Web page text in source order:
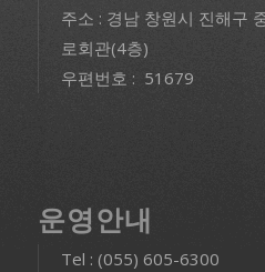
주소 : 경남 창원시 진해구
로회관(4층)
우편번호 : 51679
운영안내
Tel : (055) 605-6300